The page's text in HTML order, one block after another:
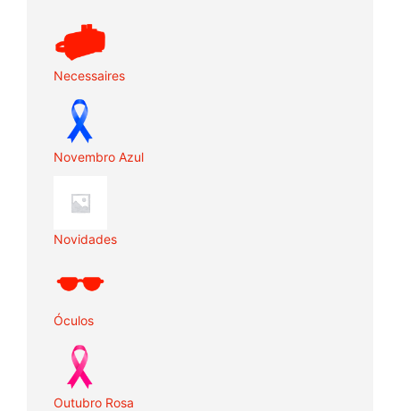
Necessaires
Novembro Azul
Novidades
Óculos
Outubro Rosa